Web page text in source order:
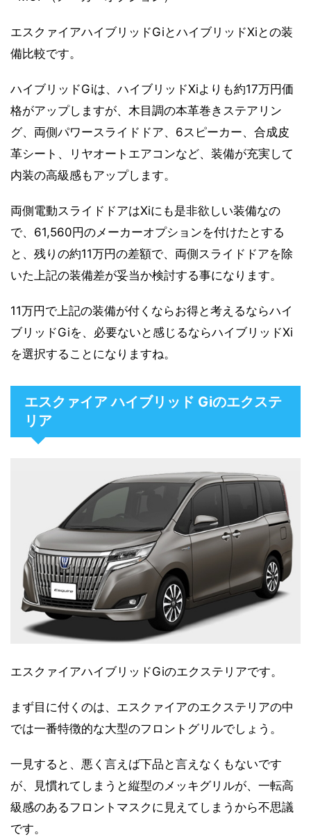
エスクァイアハイブリッドGiとハイブリッドXiとの装
備比較です。
ハイブリッドGiは、ハイブリッドXiよりも約17万円価
格がアップしますが、木目調の本革巻きステアリン
グ、両側パワースライドドア、6スピーカー、合成皮
革シート、リヤオートエアコンなど、装備が充実して
内装の高級感もアップします。
両側電動スライドドアはXiにも是非欲しい装備なの
で、61,560円のメーカーオプションを付けたとする
と、残りの約11万円の差額で、両側スライドドアを除
いた上記の装備差が妥当か検討する事になります。
11万円で上記の装備が付くならお得と考えるならハイ
ブリッドGiを、必要ないと感じるならハイブリッドXi
を選択することになりますね。
エスクァイア ハイブリッド Giのエクステ
リア
エスクァイアハイブリッドGiのエクステリアです。
まず目に付くのは、エスクァイアのエクステリアの中
では一番特徴的な大型のフロントグリルでしょう。
一見すると、悪く言えば下品と言えなくもないです
が、見慣れてしまうと縦型のメッキグリルが、一転高
級感のあるフロントマスクに見えてしまうから不思議
です。